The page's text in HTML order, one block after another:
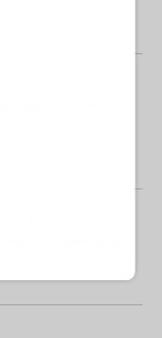
bambini del
il Riviera 56,